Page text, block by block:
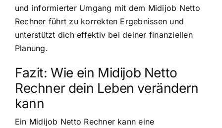
und informierter Umgang mit dem Midijob Netto
Rechner führt zu korrekten Ergebnissen und
unterstützt dich effektiv bei deiner finanziellen
Planung.
Fazit: Wie ein Midijob Netto
Rechner dein Leben verändern
kann
Ein Midijob Netto Rechner kann eine